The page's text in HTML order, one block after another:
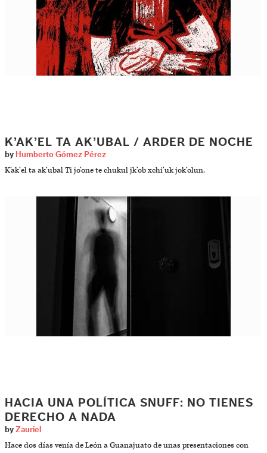
K’AK’EL TA AK’UBAL / ARDER DE NOCHE
by Humberto Gómez Pérez
K’ak’el ta ak’ubal Ti jo’one te chukul jk’ob xchi’uk jok’olun.
HACIA UNA POLÍTICA SNUFF: NO TIENES
DERECHO A NADA
by Zauriel
Hace dos días venía de León a Guanajuato de unas presentaciones con